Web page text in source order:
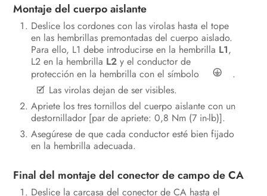
Montaje del cuerpo aislante
Deslice los cordones con las virolas hasta el tope
en las hembrillas premontadas del cuerpo aislado.
Para ello, L1 debe introducirse en la hembrilla L1,
L2 en la hembrilla L2 y el conductor de
protección en la hembrilla con el símbolo
.
Las virolas dejan de ser visibles.
Apriete los tres tornillos del cuerpo aislante con un
destornillador [par de apriete: 0,8 Nm (7 in-lb)].
Asegúrese de que cada conductor esté bien fijado
en la hembrilla adecuada.
Final del montaje del conector de campo de CA
Deslice la carcasa del conector de CA hasta el